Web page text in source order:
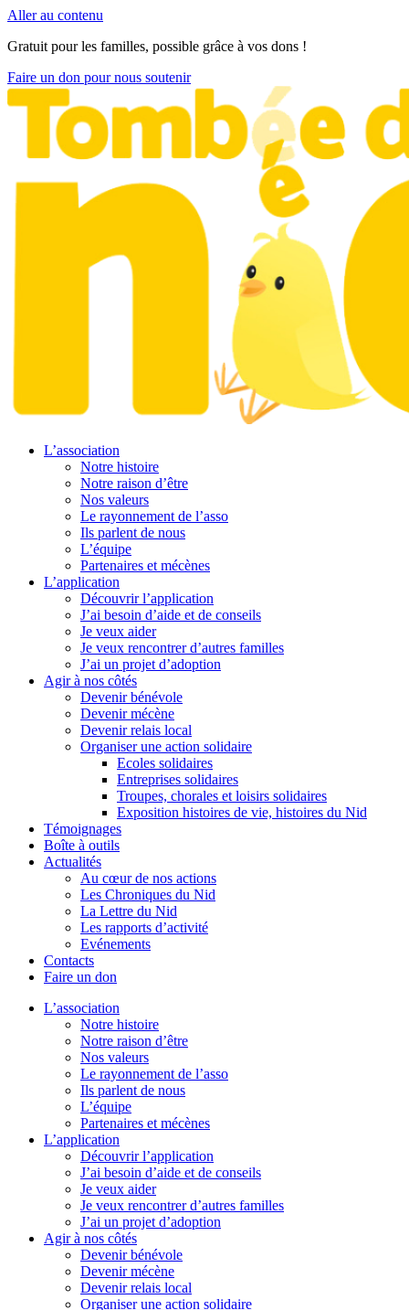
Aller au contenu
Gratuit pour les familles, possible grâce à vos dons !
Faire un don pour nous soutenir
L’association
Notre histoire
Notre raison d’être
Nos valeurs
Le rayonnement de l’asso
Ils parlent de nous
L’équipe
Partenaires et mécènes
L’application
Découvrir l’application
J’ai besoin d’aide et de conseils
Je veux aider
Je veux rencontrer d’autres familles
J’ai un projet d’adoption
Agir à nos côtés
Devenir bénévole
Devenir mécène
Devenir relais local
Organiser une action solidaire
Ecoles solidaires
Entreprises solidaires
Troupes, chorales et loisirs solidaires
Exposition histoires de vie, histoires du Nid
Témoignages
Boîte à outils
Actualités
Au cœur de nos actions
Les Chroniques du Nid
La Lettre du Nid
Les rapports d’activité
Evénements
Contacts
Faire un don
L’association
Notre histoire
Notre raison d’être
Nos valeurs
Le rayonnement de l’asso
Ils parlent de nous
L’équipe
Partenaires et mécènes
L’application
Découvrir l’application
J’ai besoin d’aide et de conseils
Je veux aider
Je veux rencontrer d’autres familles
J’ai un projet d’adoption
Agir à nos côtés
Devenir bénévole
Devenir mécène
Devenir relais local
Organiser une action solidaire